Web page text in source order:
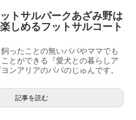
トサルパークあざみ野は
しめるフットサルコート
ったことの無いパパやママでも
とができる『愛犬との暮らしア
ンアリアのパパのじゅんです。
記事を読む